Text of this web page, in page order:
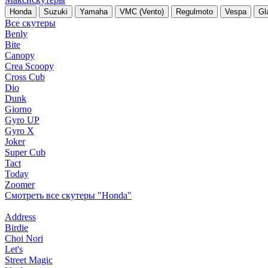
Honda Suzuki Yamaha VMC (Vento) Regulmoto Vespa
Все скутеры
Benly
Bite
Canopy
Crea Scoopy
Cross Cub
Dio
Dunk
Giorno
Gyro UP
Gyro X
Joker
Super Cub
Tact
Today
Zoomer
Смотреть все скутеры "Honda"
Address
Birdie
Choi Nori
Let's
Street Magic